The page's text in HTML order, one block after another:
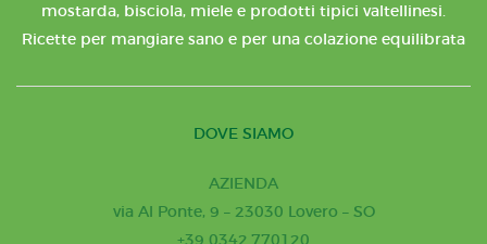
mostarda, bisciola, miele e prodotti tipici valtellinesi.
Ricette per mangiare sano e per una colazione equilibrata
DOVE SIAMO
AZIENDA
via Al Ponte, 9 – 23030 Lovero – SO
+39 0342.770120